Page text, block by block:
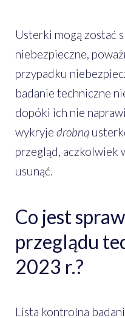
Usterki mogą zostać
niebezpieczne,
przypadku
badanie techniczne
dopóki ich nie
wykryje drobną
przegląd, aczkolwiek
usunąć.
Co jest
przeglądu
2023 r.?
Lista kontrolna